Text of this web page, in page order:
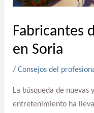
Fabricantes
en Soria
/ Consejos del
La búsqueda de
entretenimiento ha